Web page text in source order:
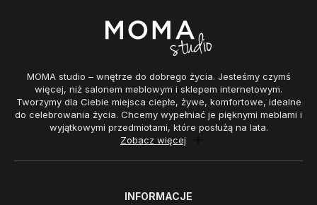
MOMA studio – wnętrze do dobrego życia. Jesteśmy czymś
więcej, niż salonem meblowym i sklepem internetowym.
Tworzymy dla Ciebie miejsca ciepłe, żywe, komfortowe, idealne
do celebrowania życia. Chcemy wypełniać je pięknymi meblami i
wyjątkowymi przedmiotami, które posłużą na lata.
Zobacz więcej
INFORMACJE